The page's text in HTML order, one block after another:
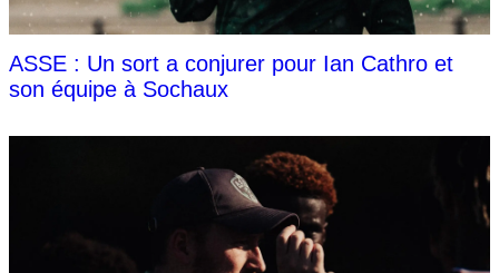
ASSE : Un sort a conjurer pour Ian Cathro et
son équipe à Sochaux